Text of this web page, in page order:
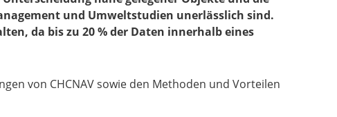
und Umweltstudien unerlässlich sind.
da bis zu 20 % der Daten innerhalb eines
von CHCNAV sowie den Methoden und Vorteilen